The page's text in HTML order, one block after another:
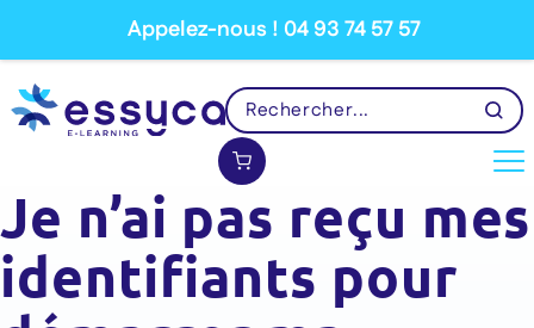
Appelez-nous ! 04 93 74 57 57
Je n’ai pas reçu mes
identifiants pour